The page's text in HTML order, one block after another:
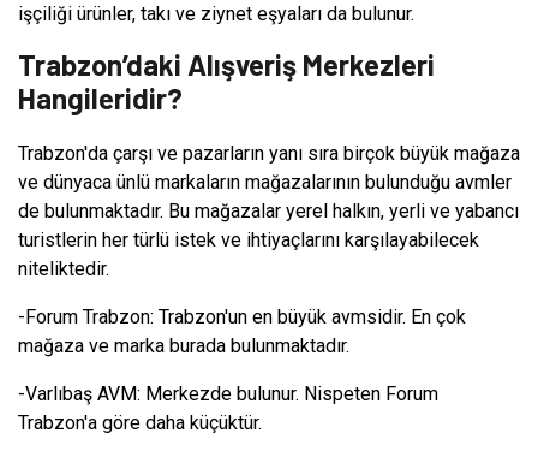
işçiliği ürünler, takı ve ziynet eşyaları da bulunur.
Trabzon’daki Alışveriş Merkezleri
Hangileridir?
Trabzon'da çarşı ve pazarların yanı sıra birçok büyük mağaza
ve dünyaca ünlü markaların mağazalarının bulunduğu avmler
de bulunmaktadır. Bu mağazalar yerel halkın, yerli ve yabancı
turistlerin her türlü istek ve ihtiyaçlarını karşılayabilecek
niteliktedir.
-Forum Trabzon: Trabzon'un en büyük avmsidir. En çok
mağaza ve marka burada bulunmaktadır.
-Varlıbaş AVM: Merkezde bulunur. Nispeten Forum
Trabzon'a göre daha küçüktür.